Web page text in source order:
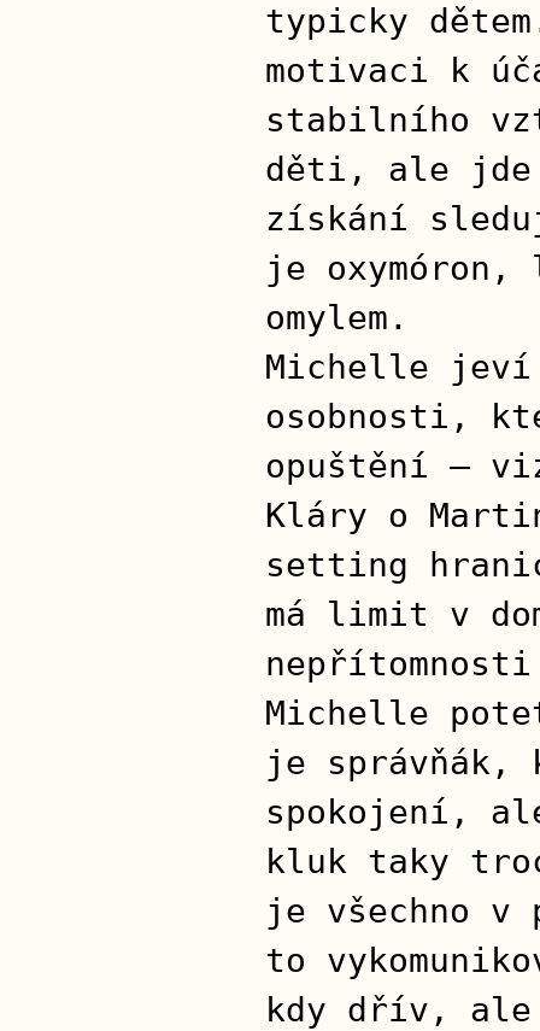
typicky
motivaci k
stabilního
děti, ale jde
získání
je oxymóron,
omylem.
Michelle jeví
osobnosti,
opuštění –
Kláry o
setting
má limit v
Michelle
je správňák,
spokojení,
kluk taky
je všechno
to
kdy dřív,